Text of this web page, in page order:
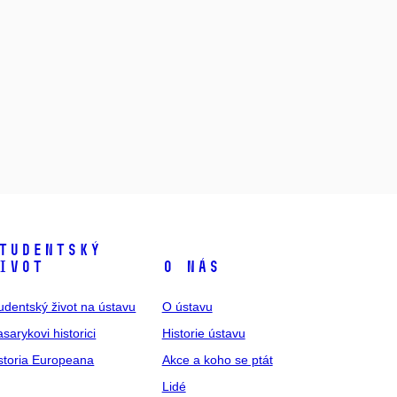
život na ústavu
historici
Europeana
O nás
O ústavu
Historie ústavu
Akce a koho se ptát
Lidé